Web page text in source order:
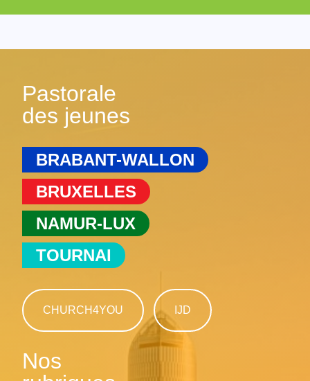
Pastorale
des jeunes
BRABANT-WALLON
BRUXELLES
NAMUR-LUX
TOURNAI
CHURCH4YOU IJD
Nos